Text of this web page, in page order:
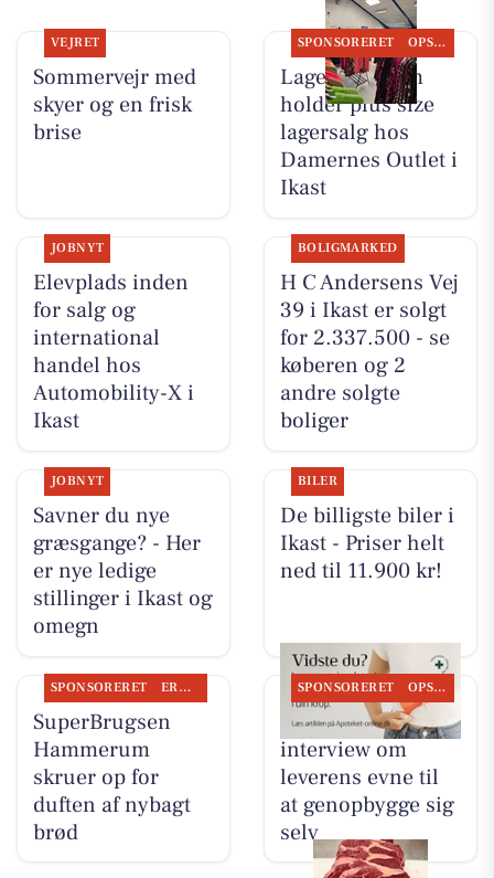
VEJRET
Sommervejr med
skyer og en frisk
brise
SPONSORERET OPSLAGSTAVLEN
Lagersalg.com
holder plus size
lagersalg hos
Damernes Outlet i
Ikast
JOBNYT
Elevplads inden
for salg og
international
handel hos
Automobility-X i
Ikast
BOLIGMARKED
H C Andersens Vej
39 i Ikast er solgt
for 2.337.500 - se
køberen og 2
andre solgte
boliger
JOBNYT
Savner du nye
græsgange? - Her
er nye ledige
stillinger i Ikast og
omegn
BILER
De billigste biler i
Ikast - Priser helt
ned til 11.900 kr!
SPONSORERET ERHVERV
SuperBrugsen
Hammerum
skruer op for
duften af nybagt
brød
SPONSORERET OPSLAGSTAVLEN
Ikast Apotek deler
interview om
leverens evne til
at genopbygge sig
selv